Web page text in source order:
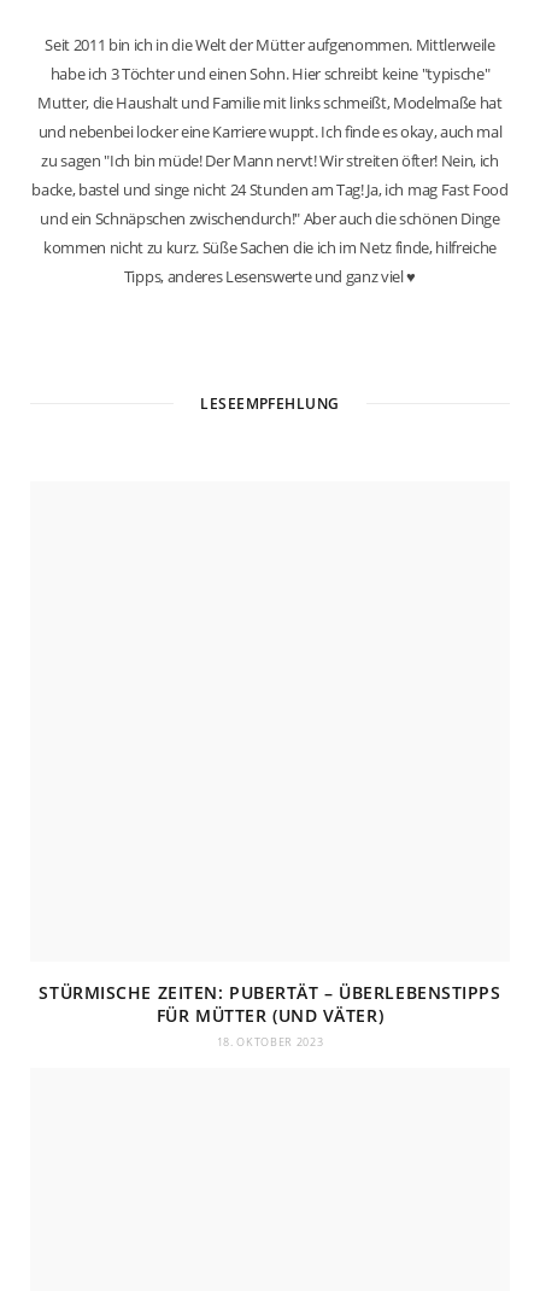
Seit 2011 bin ich in die Welt der Mütter aufgenommen. Mittlerweile
habe ich 3 Töchter und einen Sohn. Hier schreibt keine "typische"
Mutter, die Haushalt und Familie mit links schmeißt, Modelmaße hat
und nebenbei locker eine Karriere wuppt. Ich finde es okay, auch mal
zu sagen "Ich bin müde! Der Mann nervt! Wir streiten öfter! Nein, ich
backe, bastel und singe nicht 24 Stunden am Tag! Ja, ich mag Fast Food
und ein Schnäpschen zwischendurch!" Aber auch die schönen Dinge
kommen nicht zu kurz. Süße Sachen die ich im Netz finde, hilfreiche
Tipps, anderes Lesenswerte und ganz viel ♥
b
LESEEMPFEHLUNG
STÜRMISCHE ZEITEN: PUBERTÄT – ÜBERLEBENSTIPPS
FÜR MÜTTER (UND VÄTER)
18. OKTOBER 2023